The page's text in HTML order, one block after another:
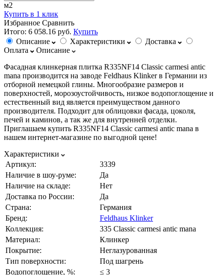
м2
Купить в 1 клик
Избранное Сравнить
Итого: 6 058.16 руб. Купить
Описание
Характеристики
Доставка
Оплата
Описание
Фасадная клинкерная плитка R335NF14 Classic carmesi antic
mana производится на заводе Feldhaus Klinker в Германии из
отборной немецкой глины. Многообразие размеров и
поверхностей, морозоустойчивость, низкое водопоглощение и
естественный вид является преимуществом данного
производителя. Подходит для облицовки фасада, цоколя,
печей и каминов, а так же для внутренней отделки.
Приглашаем купить R335NF14 Classic carmesi antic mana в
нашем интернет-магазине по выгодной цене!
Характеристики
Артикул:
3339
Наличие в шоу-руме:
Да
Наличие на складе:
Нет
Доставка по России:
Да
Страна:
Германия
Бренд:
Feldhaus Klinker
Коллекция:
335 Classic carmesi antic mana
Материал:
Клинкер
Покрытие:
Неглазурованная
Тип поверхности:
Под шагрень
Водопоглощение, %:
≤ 3